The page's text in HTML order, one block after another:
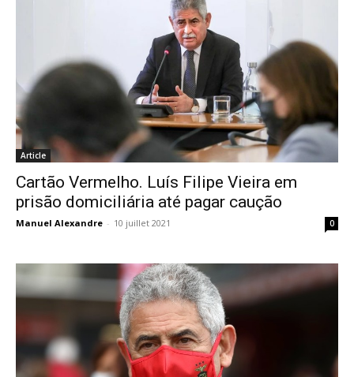
Article
Cartão Vermelho. Luís Filipe Vieira em
prisão domiciliária até pagar caução
Manuel Alexandre - 10 juillet 2021 0